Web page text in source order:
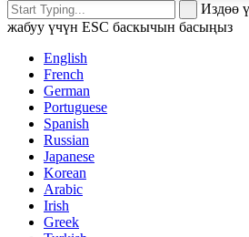
Издөө
жабуу үчүн ESC баскычын басыңыз
English
French
German
Portuguese
Spanish
Russian
Japanese
Korean
Arabic
Irish
Greek